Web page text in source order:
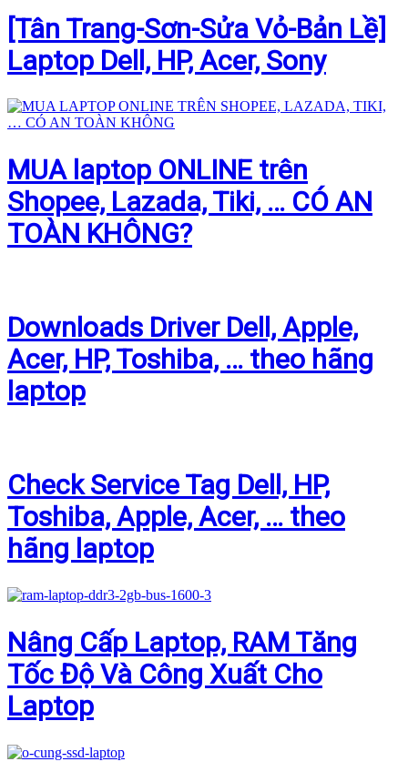
[Tân Trang-Sơn-Sửa Vỏ-Bản Lề]
Laptop Dell, HP, Acer, Sony
MUA laptop ONLINE trên
Shopee, Lazada, Tiki, … CÓ AN
TOÀN KHÔNG?
Downloads Driver Dell, Apple,
Acer, HP, Toshiba, … theo hãng
laptop
Check Service Tag Dell, HP,
Toshiba, Apple, Acer, … theo
hãng laptop
Nâng Cấp Laptop, RAM Tăng
Tốc Độ Và Công Xuất Cho
Laptop